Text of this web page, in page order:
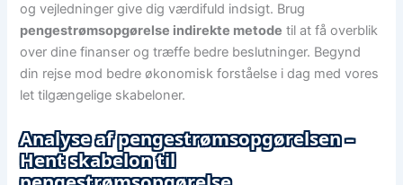
og vejledninger give dig værdifuld indsigt. Brug
pengestrømsopgørelse indirekte metode til at få overblik
over dine finanser og træffe bedre beslutninger. Begynd
din rejse mod bedre økonomisk forståelse i dag med vores
let tilgængelige skabeloner.
Analyse af pengestrømsopgørelsen –
Hent skabelon til